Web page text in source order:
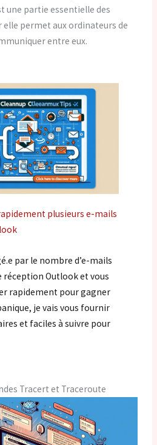
une partie essentielle des
permet aux ordinateurs de
entre eux.
plusieurs e-mails
par le nombre d’e-mails
réception Outlook et vous
rapidement pour gagner
je vais vous fournir
et faciles à suivre pour
Tracert et Traceroute